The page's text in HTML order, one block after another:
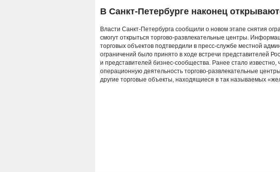
В Санкт-Петербурге наконец
Власти Санкт-Петербурга сообщили о новом этапе снятия
смогут открыться торгово-развлекательные центры.
торговых объектов подтвердили в пресс-службе местной
ограничений было принято в ходе встречи представителей
и представителей бизнес-сообщества. Ранее стало известно,
операционную деятельность торгово-развлекательные
другие торговые объекты, находящиеся в так называемых